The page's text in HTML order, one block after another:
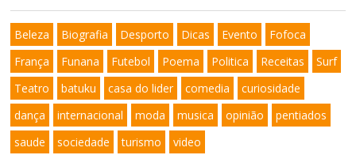
Beleza Biografia Desporto Dicas Evento
Fofoca
França
Funana Futebol Poema Politica Receitas
Surf
Teatro
batuku casa do lider comedia
curiosidade
dança
internacional moda musica opinião
pentiados
saude
sociedade turismo video